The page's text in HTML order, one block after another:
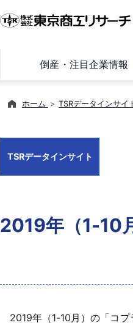
倒産・注目企業情報
ホーム TSRデータインサイ
TSRデータインサイト
2019年（1-10
2019年（1-10月）の「コプ